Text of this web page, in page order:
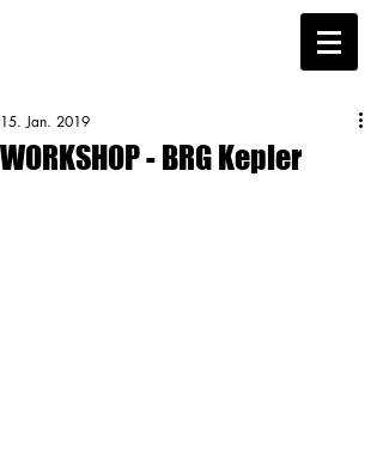
WORKSHOP - BRG Kepler
15. Jan. 2019